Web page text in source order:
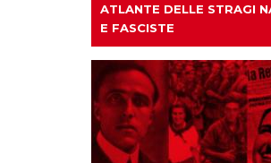
ATLANTE DELLE STRAGI
E FASCISTE